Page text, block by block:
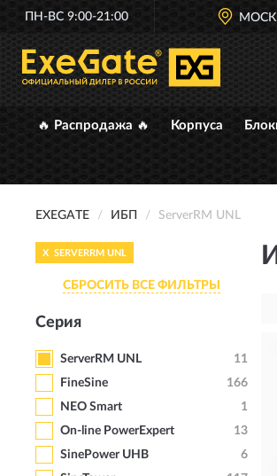
ПН-ВС 9:00-21:00
🔥 Распродажа 🔥 Корпуса
EXEGATE ИБП ServerRM UNL
X SERVERRM UNL
СБРОСИТЬ ВСЕ ФИЛЬТРЫ
Серия
ServerRM UNL
11
FineSine
166
NEO Smart
1
On-line PowerExpert
13
SinePower UHB
6